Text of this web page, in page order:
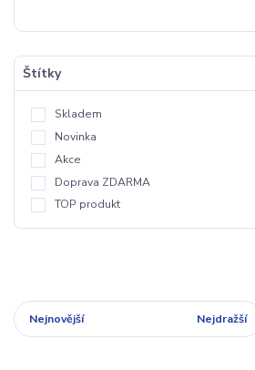
Štítky
Skladem
Novinka
Akce
Doprava ZDARMA
TOP produkt
Nejnovější Nejdražší